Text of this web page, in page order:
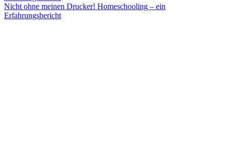
Nicht ohne meinen Drucker! Homeschooling – ein
Erfahrungsbericht